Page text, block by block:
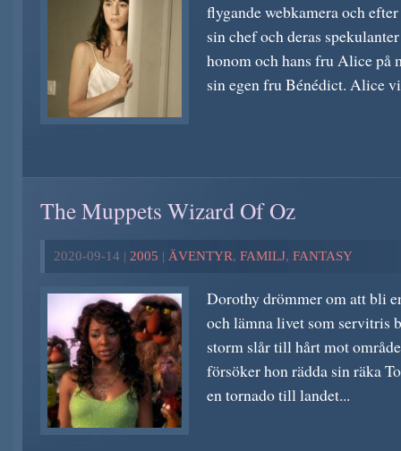
flygande webkamera och
sin chef och deras
honom och hans fru Alice på
sin egen fru Bénédict. Alice
The Muppets Wizard Of Oz
2020-09-14 | 2005 | ÄVENTYR, FAMILJ, FANTASY
Dorothy drömmer om att bli
och lämna livet som servitris
storm slår till hårt mot
försöker hon rädda sin räka
en tornado till landet...